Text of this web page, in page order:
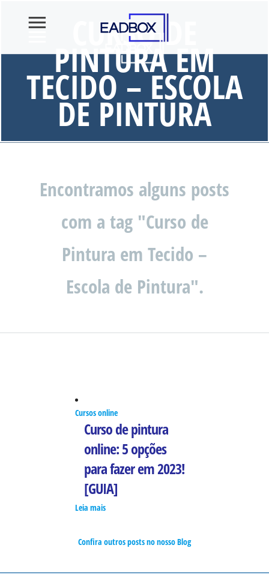
CURSO DE
PINTURA EM
TECIDO – ESCOLA
DE PINTURA
Encontramos alguns posts
com a tag "Curso de
Pintura em Tecido –
Escola de Pintura".
Cursos online
Curso de pintura
online: 5 opções
para fazer em 2023!
[GUIA]
Leia mais
Confira outros posts no nosso Blog